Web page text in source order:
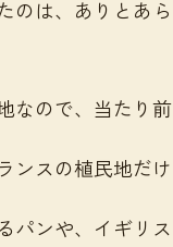
のは、ありとあ
なので、当たり
ンスの植民地だ
パンや、イギリ